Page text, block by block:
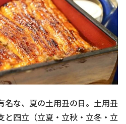
名な、夏の土用丑の日。土用丑
と四立（立夏・立秋・立冬・立